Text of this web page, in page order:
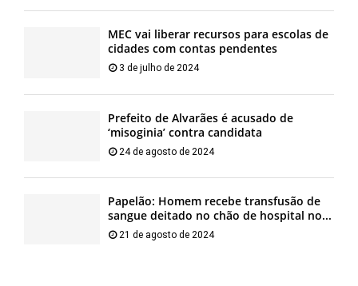
MEC vai liberar recursos para escolas de
cidades com contas pendentes
3 de julho de 2024
Prefeito de Alvarães é acusado de
‘misoginia’ contra candidata
24 de agosto de 2024
Papelão: Homem recebe transfusão de
sangue deitado no chão de hospital no...
21 de agosto de 2024